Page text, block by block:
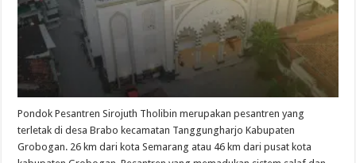
Pondok Pesantren Sirojuth Tholibin merupakan pesantren yang
terletak di desa Brabo kecamatan Tanggungharjo Kabupaten
Grobogan. 26 km dari kota Semarang atau 46 km dari pusat kota